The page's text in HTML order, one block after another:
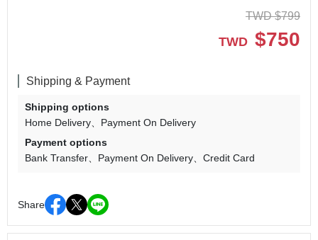
TWD $799
TWD $750
Shipping & Payment
Shipping options
Home Delivery
Payment On Delivery
Payment options
Bank Transfer
Payment On Delivery Credit Card
Share